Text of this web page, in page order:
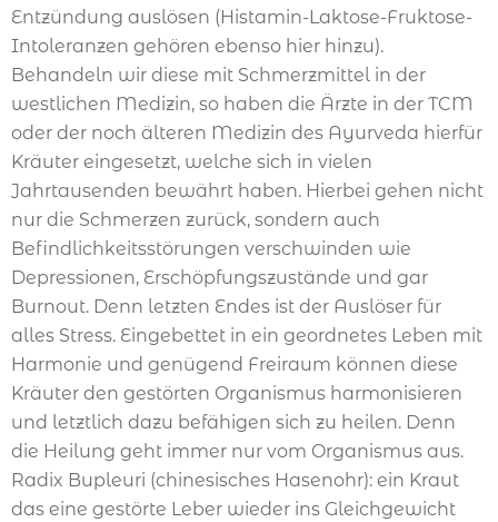
Entzündung auslösen (Histamin-Laktose-Fruktose-
Intoleranzen gehören ebenso hier hinzu).
Behandeln wir diese mit Schmerzmittel in der
westlichen Medizin, so haben die Ärzte in der TCM
oder der noch älteren Medizin des Ayurveda hierfür
Kräuter eingesetzt, welche sich in vielen
Jahrtausenden bewährt haben. Hierbei gehen nicht
nur die Schmerzen zurück, sondern auch
Befindlichkeitsstörungen verschwinden wie
Depressionen, Erschöpfungszustände und gar
Burnout. Denn letzten Endes ist der Auslöser für
alles Stress. Eingebettet in ein geordnetes Leben mit
Harmonie und genügend Freiraum können diese
Kräuter den gestörten Organismus harmonisieren
und letztlich dazu befähigen sich zu heilen. Denn
die Heilung geht immer nur vom Organismus aus.
Radix Bupleuri (chinesisches Hasenohr): ein Kraut
das eine gestörte Leber wieder ins Gleichgewicht